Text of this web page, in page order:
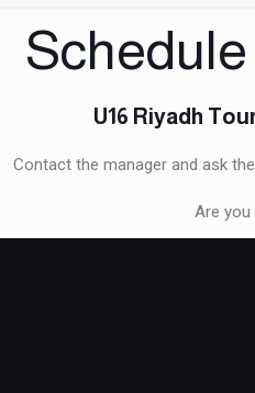
U16 Riyadh
Contact the manager and ask
Are you